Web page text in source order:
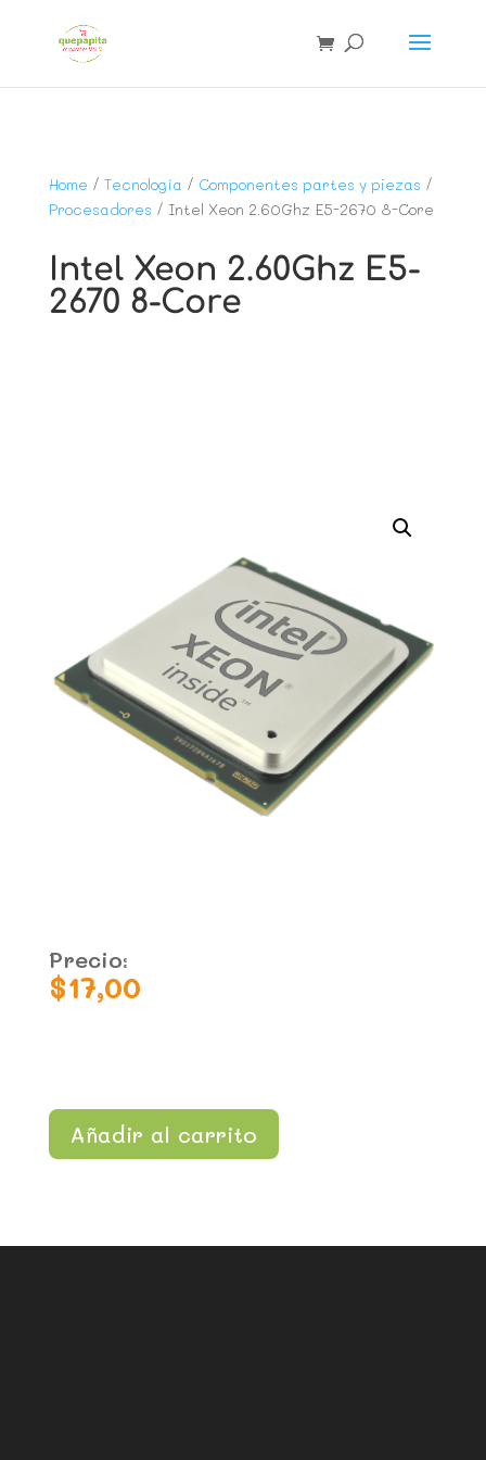
Home / Tecnología / Componentes partes y piezas /
Procesadores / Intel Xeon 2.60Ghz E5-2670 8-Core
Intel Xeon 2.60Ghz E5-
2670 8-Core
Precio:
$17,00
Añadir al carrito